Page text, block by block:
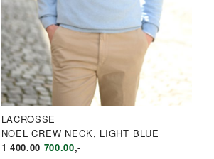
LACROSSE
NOEL CREW NECK, LIGHT BLUE
1 400.00 OPPRINNELIG
700.00NÅVÆRENDE
,-